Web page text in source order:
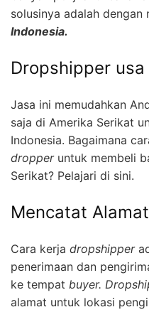
solusinya adalah dengan
Indonesia.
Dropshipper
Jasa ini memudahkan
saja di Amerika Serikat
Indonesia. Bagaimana
dropper untuk membeli
Serikat? Pelajari di sini.
Mencatat Alamat
Cara kerja dropshipper
penerimaan dan
ke tempat buyer.
alamat untuk lokasi